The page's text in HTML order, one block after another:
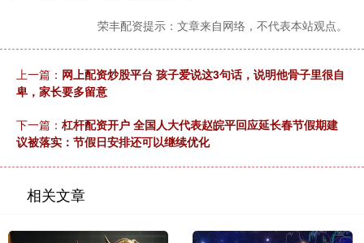
荣丰配资提示：文章来自网络，不代表本站观点。
上一篇： 网上配资炒股平台 孩子爱说这3句话，说明他骨子里很自
卑，家长要多留意
下一篇： 杠杆配资开户 全国人大代表赵皖平回应延长春节假期建
议被落实：节假日安排还可以继续优化
相关文章